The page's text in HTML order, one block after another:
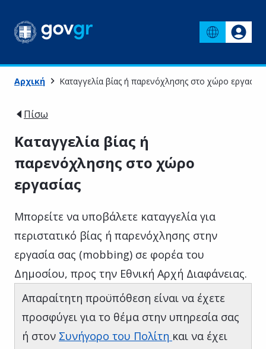
Αρχική Καταγγελία βίας ή παρενόχλησης στο χώρο εργασίας
Πίσω
Καταγγελία βίας ή
παρενόχλησης στο χώρο
εργασίας
Μπορείτε να υποβάλετε καταγγελία για
περιστατικό βίας ή παρενόχλησης στην
εργασία σας (mobbing) σε φορέα του
Δημοσίου, προς την Εθνική Αρχή Διαφάνειας.
Απαραίτητη προϋπόθεση είναι να έχετε
προσφύγει για το θέμα στην υπηρεσία σας
ή στον Συνήγορο του Πολίτη και να έχει